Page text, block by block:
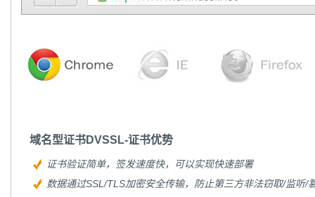
域名型证书DVSSL-证书优势
证书验证简单，签发速度快，可以实现快速部署
数据通过SSL/TLS加密安全传输，防止第三方非法窃取/监听/